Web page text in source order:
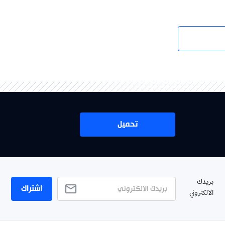
تحميل
بريدك
الالكتروني
اشتراك